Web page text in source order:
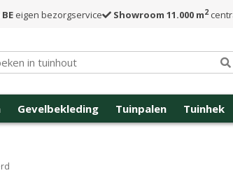
eigen bezorgservice Showroom 11.000 m2
Gevelbekleding Tuinpalen Tuinhek